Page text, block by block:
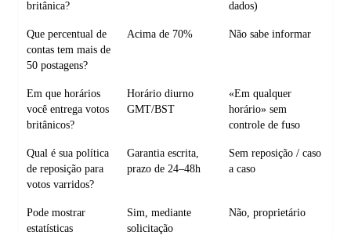
britânica? dados)
Que percentual de
contas tem mais de
50 postagens?
Acima de 70% Não sabe informar
Em que horários
você entrega votos
britânicos?
Horário diurno
GMT/BST
«Em qualquer
horário» sem
controle de fuso
Qual é sua política
de reposição para
votos varridos?
Garantia escrita,
prazo de 24–48h
Sem reposição / caso
a caso
Pode mostrar
estatísticas
Sim, mediante
solicitação
Não, proprietário